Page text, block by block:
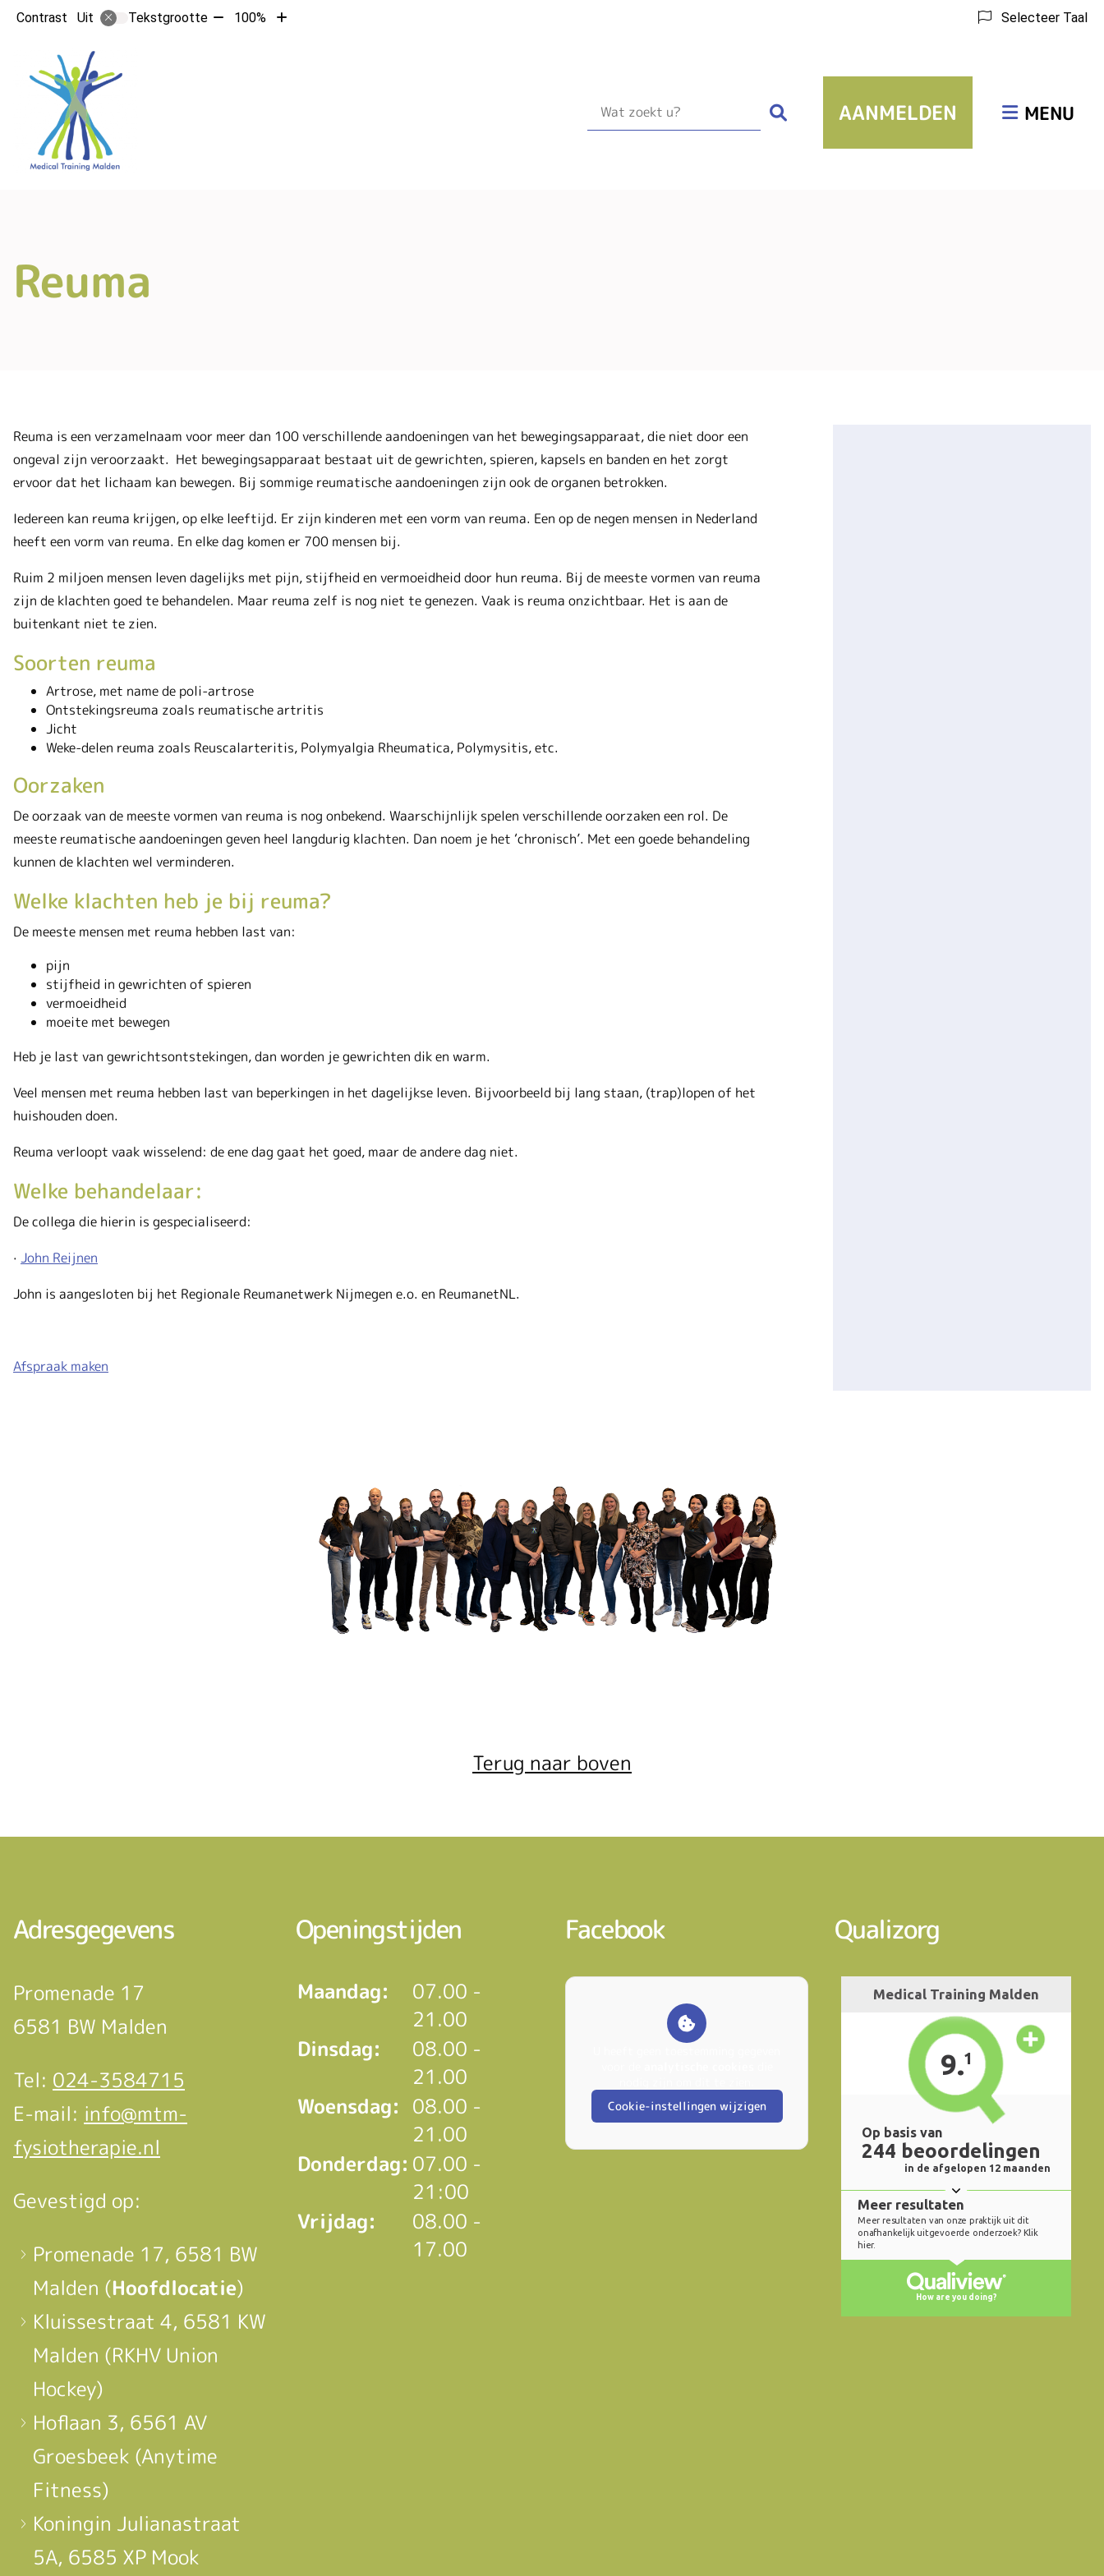
Contrast Uit Tekstgrootte Tekst100%
Tekst
Selecteer Taal
Hoofdmenu
MENU
ZoekenAANMELDEN
Reuma
Reuma is een verzamelnaam voor meer dan 100 verschillende aandoeningen van het bewegingsapparaat, die niet door een
ongeval zijn veroorzaakt. Het bewegingsapparaat bestaat uit de gewrichten, spieren, kapsels en banden en het zorgt
ervoor dat het lichaam kan bewegen. Bij sommige reumatische aandoeningen zijn ook de organen betrokken.
Iedereen kan reuma krijgen, op elke leeftijd. Er zijn kinderen met een vorm van reuma. Een op de negen mensen in Nederland
heeft een vorm van reuma. En elke dag komen er 700 mensen bij.
Ruim 2 miljoen mensen leven dagelijks met pijn, stijfheid en vermoeidheid door hun reuma. Bij de meeste vormen van reuma
zijn de klachten goed te behandelen. Maar reuma zelf is nog niet te genezen. Vaak is reuma onzichtbaar. Het is aan de
buitenkant niet te zien.
Soorten reuma
Artrose, met name de poli-artrose
Ontstekingsreuma zoals reumatische artritis
Jicht
Weke-delen reuma zoals Reuscalarteritis, Polymyalgia Rheumatica, Polymysitis, etc.
Oorzaken
De oorzaak van de meeste vormen van reuma is nog onbekend. Waarschijnlijk spelen verschillende oorzaken een rol. De
meeste reumatische aandoeningen geven heel langdurig klachten. Dan noem je het ‘chronisch’. Met een goede behandeling
kunnen de klachten wel verminderen.
Welke klachten heb je bij reuma?
De meeste mensen met reuma hebben last van:
pijn
stijfheid in gewrichten of spieren
vermoeidheid
moeite met bewegen
Heb je last van gewrichtsontstekingen, dan worden je gewrichten dik en warm.
Veel mensen met reuma hebben last van beperkingen in het dagelijkse leven. Bijvoorbeeld bij lang staan, (trap)lopen of het
huishouden doen.
Reuma verloopt vaak wisselend: de ene dag gaat het goed, maar de andere dag niet.
Welke behandelaar:
De collega die hierin is gespecialiseerd:
· John Reijnen
John is aangesloten bij het Regionale Reumanetwerk Nijmegen e.o. en ReumanetNL.
Afspraak maken
Terug naar boven
Adresgegevens
Promenade 17
6581 BW Malden
Tel: 024-3584715
E-mail: info@mtm-
fysiotherapie.nl
Gevestigd op:
Promenade 17, 6581 BW
Malden (Hoofdlocatie)
Kluissestraat 4, 6581 KW
Malden (RKHV Union
Hockey)
Hoflaan 3, 6561 AV
Groesbeek (Anytime
Fitness)
Koningin Julianastraat
5A, 6585 XP Mook
Openingstijden
Maandag:
07.00 -
21.00
Dinsdag:
08.00 -
21.00
Woensdag: 08.00 -
21.00
Donderdag: 07.00 -
21:00
Vrijdag:
08.00 -
17.00
Facebook
Cookie-instellingen wijzigen
Qualizorg